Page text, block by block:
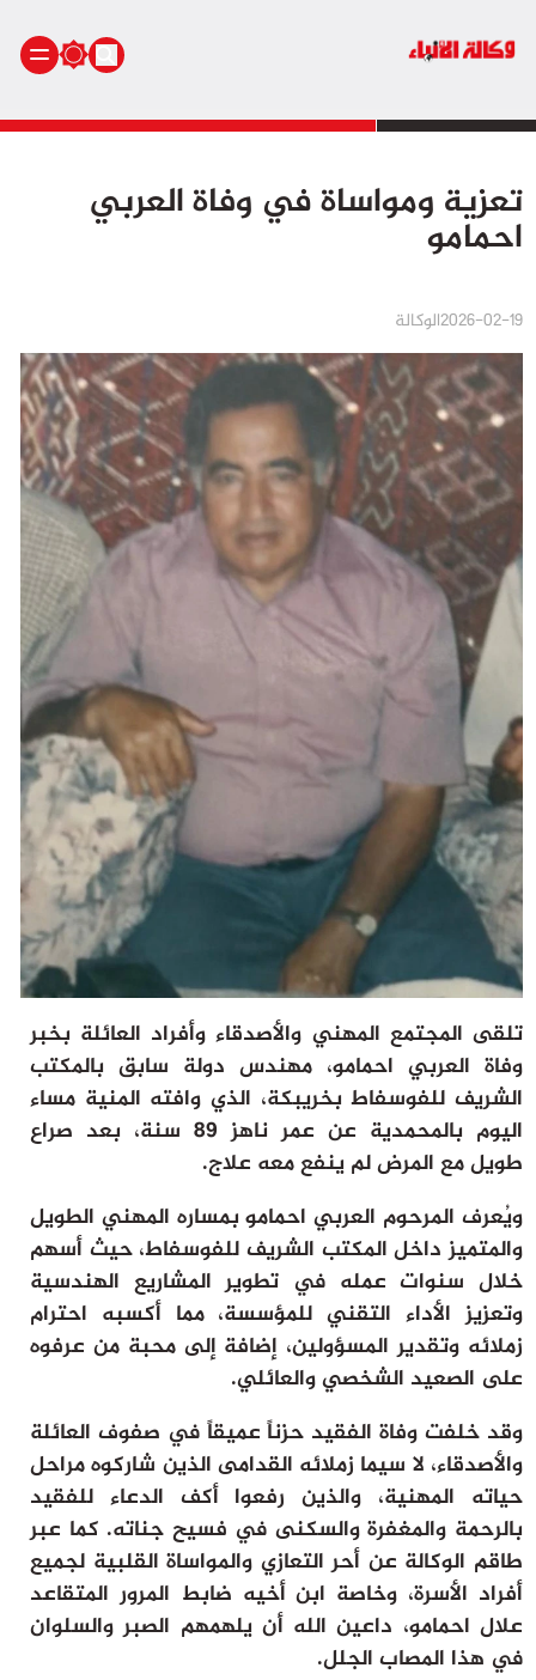
أنشطة ملكية
مجتمع
اقتصاد
صحة
بيئة
ثقافة وفن
منوعات
تعزية ومواساة في وفاة العربي
احمامو
الوكالة2026-02-19
تلقى المجتمع المهني والأصدقاء وأفراد العائلة بخبر
وفاة العربي احمامو، مهندس دولة سابق بالمكتب
الشريف للفوسفاط بخريبكة، الذي وافته المنية مساء
اليوم بالمحمدية عن عمر ناهز 89 سنة، بعد صراع
طويل مع المرض لم ينفع معه علاج.
ويُعرف المرحوم العربي احمامو بمساره المهني الطويل
والمتميز داخل المكتب الشريف للفوسفاط، حيث أسهم
خلال سنوات عمله في تطوير المشاريع الهندسية
وتعزيز الأداء التقني للمؤسسة، مما أكسبه احترام
زملائه وتقدير المسؤولين، إضافة إلى محبة من عرفوه
على الصعيد الشخصي والعائلي.
وقد خلفت وفاة الفقيد حزناً عميقاً في صفوف العائلة
والأصدقاء، لا سيما زملائه القدامى الذين شاركوه مراحل
حياته المهنية، والذين رفعوا أكف الدعاء للفقيد
بالرحمة والمغفرة والسكنى في فسيح جناته. كما عبر
طاقم الوكالة عن أحر التعازي والمواساة القلبية لجميع
أفراد الأسرة، وخاصة ابن أخيه ضابط المرور المتقاعد
علال احمامو، داعين الله أن يلهمهم الصبر والسلوان
في هذا المصاب الجلل.